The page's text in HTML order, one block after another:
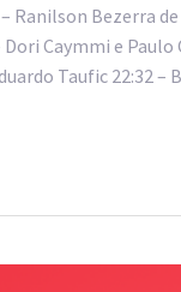
Bezerra de
Dori Caymmi e
Taufic 22:32 –